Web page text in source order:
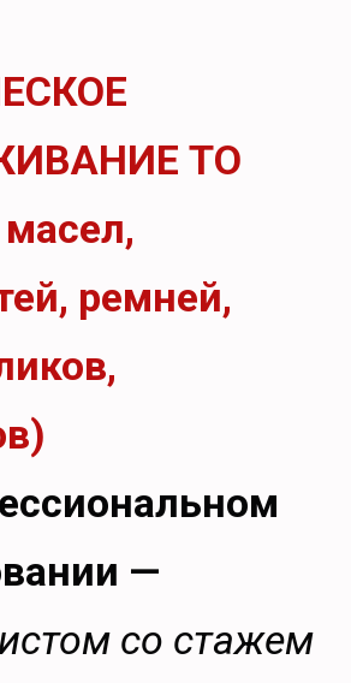
ТО
ремней,
—
со стажем